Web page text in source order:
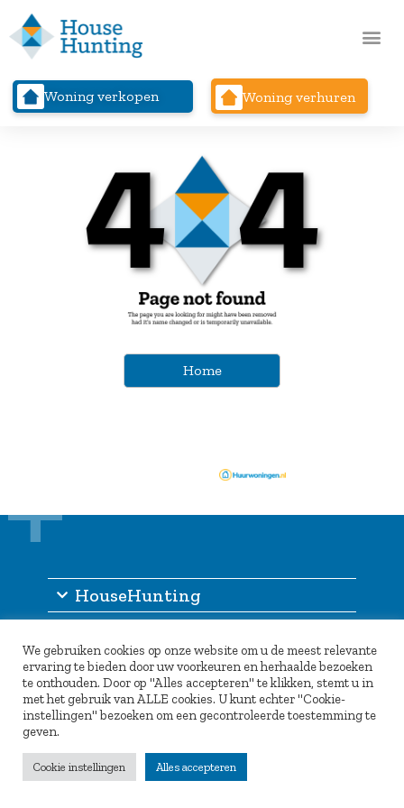
Woning verkopen Woning verhuren
Home
HouseHunting
Inlogportaal
Partners
We gebruiken cookies op onze website om u de meest relevante
ervaring te bieden door uw voorkeuren en herhaalde bezoeken
te onthouden. Door op "Alles accepteren" te klikken, stemt u in
met het gebruik van ALLE cookies. U kunt echter "Cookie-
instellingen" bezoeken om een gecontroleerde toestemming te
geven.
Cookie instellingen Alles accepteren